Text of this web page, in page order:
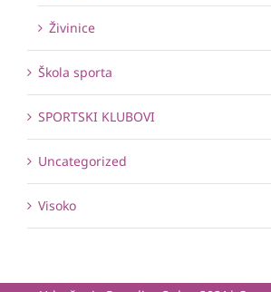
Živinice
Škola sporta
SPORTSKI KLUBOVI
Uncategorized
Visoko